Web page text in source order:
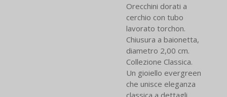
Orecchini dorati a
cerchio con tubo
lavorato torchon.
Chiusura a baionetta,
diametro 2,00 cm.
Collezione Classica.
Un gioiello evergreen
che unisce eleganza
classica a dettagli